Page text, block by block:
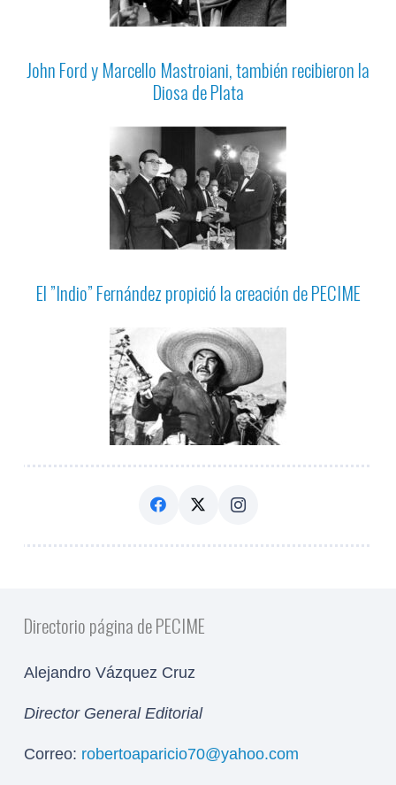
John Ford y Marcello Mastroiani, también recibieron la
Diosa de Plata
El ”Indio” Fernández propició la creación de PECIME
Directorio página de PECIME
Alejandro Vázquez Cruz
Director General Editorial
Correo: robertoaparicio70@yahoo.com